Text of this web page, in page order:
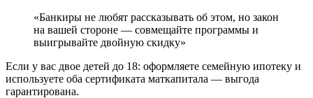
«Банкиры не любят рассказывать об этом, но закон
на вашей стороне — совмещайте программы и
выигрывайте двойную скидку»
Если у вас двое детей до 18: оформляете семейную ипотеку и
используете оба сертификата маткапитала — выгода
гарантирована.